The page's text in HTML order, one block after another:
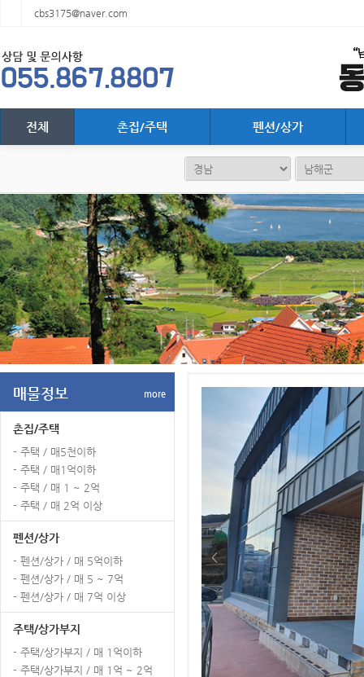
cbs3175@naver.com
전체 촌집/주택 펜션/상가
매물정보 more
촌집/주택
- 주택 / 매5천이하
- 주택 / 매1억이하
- 주택 / 매 1 ~ 2억
- 주택 / 매 2억 이상
펜션/상가
- 펜션/상가 / 매 5억이하
- 펜션/상가 / 매 5 ~ 7억
- 펜션/상가 / 매 7억 이상
주택/상가부지
- 주택/상가부지 / 매 1억이하
- 주택/상가부지 / 매 1억 ~ 2억
<